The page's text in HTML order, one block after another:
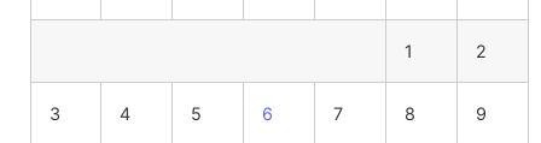
1 2
3 4 5 6 7 8 9